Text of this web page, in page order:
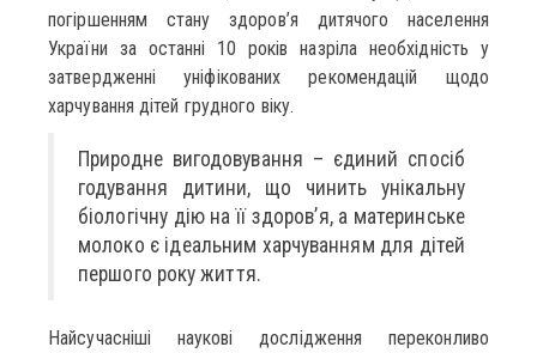
погіршенням стану здоров’я дитячого населення
України за останні 10 років назріла необхідність у
затвердженні уніфікованих рекомендацій щодо
харчування дітей грудного віку.
Природне вигодовування – єдиний спосіб
годування дитини, що чинить унікальну
біологічну дію на її здоров’я, а материнське
молоко є ідеальним харчуванням для дітей
першого року життя.
Найсучасніші наукові дослідження переконливо